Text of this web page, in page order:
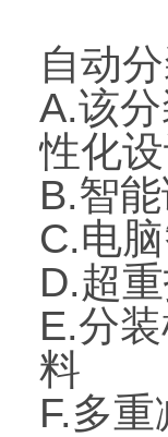
自动
A.该
性化
B.智
C.电
D.超
E.分
料
F.多